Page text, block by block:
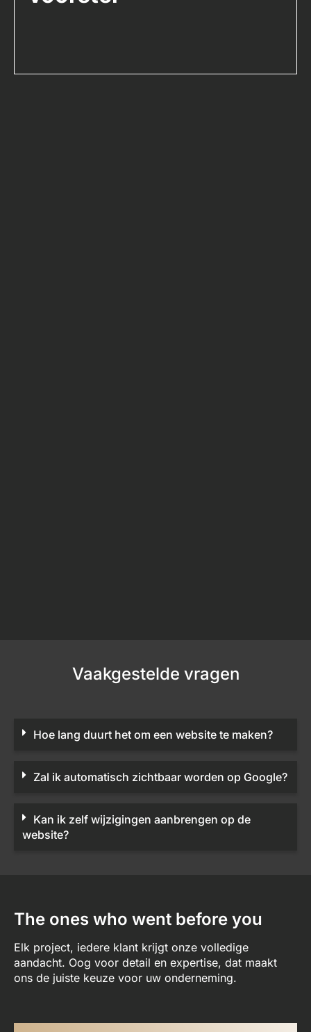
Vaakgestelde vragen
Hoe lang duurt het om een website te maken?
Zal ik automatisch zichtbaar worden op Google?
Kan ik zelf wijzigingen aanbrengen op de
website?
The ones who went before you
Elk project, iedere klant krijgt onze volledige
aandacht. Oog voor detail en expertise, dat maakt
ons de juiste keuze voor uw onderneming.